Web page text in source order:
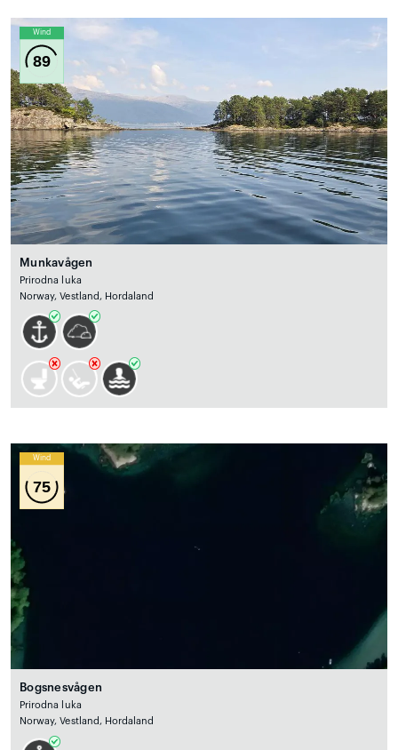
Wind
89
Munkavågen
Prirodna luka
Norway, Vestland, Hordaland
Wind
75
Bogsnesvågen
Prirodna luka
Norway, Vestland, Hordaland